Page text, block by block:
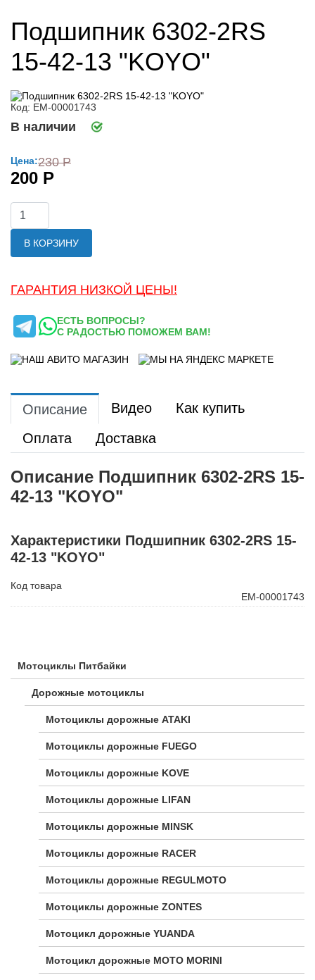
Мотоциклы Питбайки
Дорожные мотоциклы
Мотоциклы дорожные ATAKI
Мотоциклы дорожные FUEGO
Мотоциклы дорожные KOVE
Мотоциклы дорожные LIFAN
Мотоциклы дорожные MINSK
Мотоциклы дорожные RACER
Мотоциклы дорожные REGULMOTO
Мотоциклы дорожные ZONTES
Мотоцикл дорожные YUANDA
Мотоцикл дорожные МОТО MORINI
Подшипник 6302-2RS
15-42-13 "KOYO"
Код: ЕМ-00001743
В наличии
Цена:230 Р
200 Р
В КОРЗИНУ
ГАРАНТИЯ НИЗКОЙ ЦЕНЫ!
ЕСТЬ ВОПРОСЫ?
С РАДОСТЬЮ ПОМОЖЕМ ВАМ!
Описание Видео
Как купить
Оплата
Доставка
Описание Подшипник 6302-2RS 15-
42-13 "KOYO"
Характеристики Подшипник 6302-2RS 15-
42-13 "KOYO"
Код товара
ЕМ-00001743